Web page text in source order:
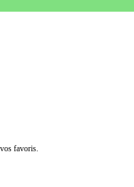
favoris.